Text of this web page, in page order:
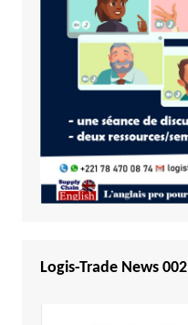
Logis-Trade News 002